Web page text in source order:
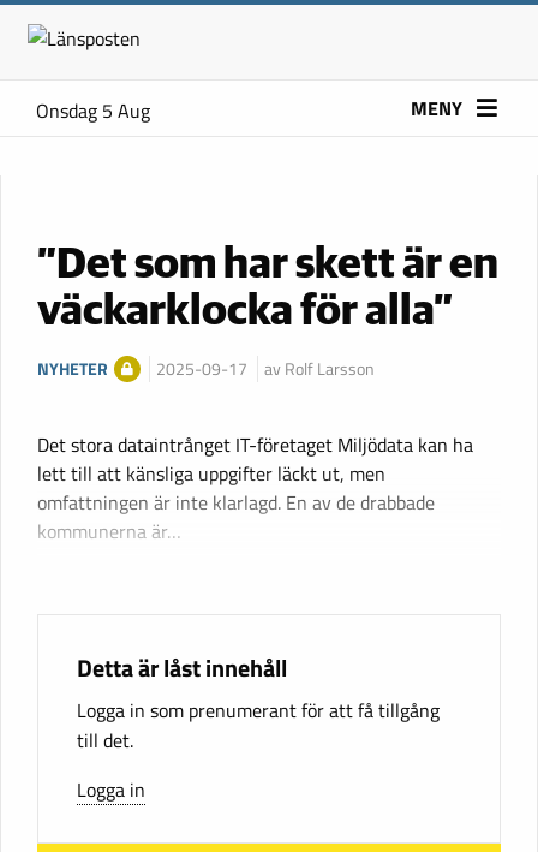
Onsdag 5 Aug MENY
”Det som har skett är en
väckarklocka för alla”
NYHETER 2025-09-17 av Rolf Larsson
Det stora dataintrånget IT-företaget Miljödata kan ha
lett till att känsliga uppgifter läckt ut, men
omfattningen är inte klarlagd. En av de drabbade
kommunerna är…
Detta är låst innehåll
Logga in som prenumerant för att få tillgång
till det.
Logga in